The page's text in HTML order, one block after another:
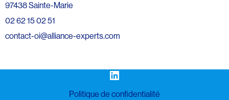
97438 Sainte-Marie
02 62 15 02 51
contact-oi@alliance-experts.com
LinkedIn
Politique de confidentialité